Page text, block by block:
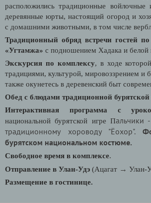
расположились традиционные войлочные
деревянные юрты, настоящий огород и
с домашними животными, в том числе
Традиционный обряд встречи гостей
«Угтамжа» с подношением Хадака и
Экскурсия по комплексу, в ходе
традициями, культурой, мировоззрением и
также окунетесь в деревенский быт
Обед с блюдами традиционной
Интерактивная программа с
национальной бурятской игре Пальчики -
традиционному хороводу "Ёохор".
бурятском национальном костюме.
Свободное время в комплексе.
Отправление в Улан-Удэ (Ацагат → Улан-
Размещение в гостинице.